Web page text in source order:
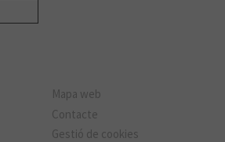
Mapa web
Contacte
Gestió de cookies